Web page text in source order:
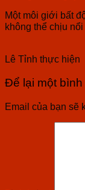
Một môi giới bất
không thể chịu
Lê Tỉnh thực hiện
Để lại một bình
Email của bạn sẽ